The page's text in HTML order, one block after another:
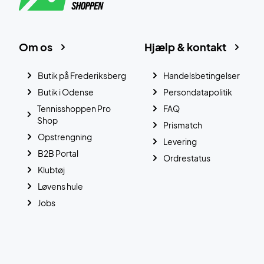
Hjælp & kontakt
Handelsbetingelser
Persondatapolitik
FAQ
Prismatch
Levering
Ordrestatus
Om os
Butik på Frederiksberg
Butik i Odense
Tennisshoppen Pro
Shop
Opstrengning
B2B Portal
Klubtøj
Løvens hule
Jobs